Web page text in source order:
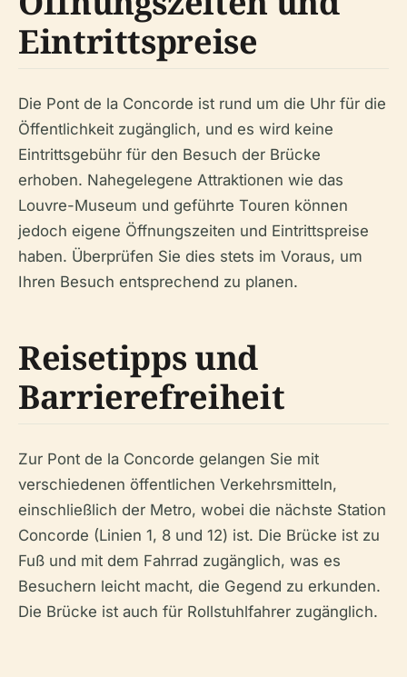
Eintrittspreise
Die Pont de la Concorde ist rund um die Uhr für die
Öffentlichkeit zugänglich, und es wird keine
Eintrittsgebühr für den Besuch der Brücke
erhoben. Nahegelegene Attraktionen wie das
Louvre-Museum und geführte Touren können
jedoch eigene Öffnungszeiten und Eintrittspreise
haben. Überprüfen Sie dies stets im Voraus, um
Ihren Besuch entsprechend zu planen.
Reisetipps und
Barrierefreiheit
Zur Pont de la Concorde gelangen Sie mit
verschiedenen öffentlichen Verkehrsmitteln,
einschließlich der Metro, wobei die nächste Station
Concorde (Linien 1, 8 und 12) ist. Die Brücke ist zu
Fuß und mit dem Fahrrad zugänglich, was es
Besuchern leicht macht, die Gegend zu erkunden.
Die Brücke ist auch für Rollstuhlfahrer zugänglich.